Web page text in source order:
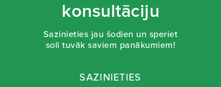
konsultāciju
Sazinieties jau šodien un speriet
soli tuvāk saviem panākumiem!
SAZINIETIES